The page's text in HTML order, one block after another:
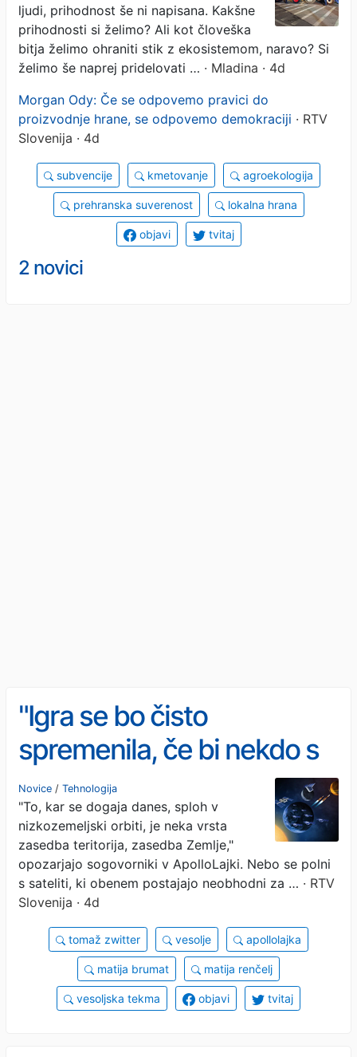
ljudi, prihodnost še ni napisana. Kakšne
prihodnosti si želimo? Ali kot človeška
bitja želimo ohraniti stik z ekosistemom, naravo? Si
želimo še naprej pridelovati … · Mladina · 4d
Morgan Ody: Če se odpovemo pravici do
proizvodnje hrane, se odpovemo demokraciji · RTV
Slovenija · 4d
subvencije kmetovanje agroekologija
prehranska suverenost lokalna hrana
objavi tvitaj
2 novici
"Igra se bo čisto
spremenila, če bi nekdo s
sateliti naredil nekaj
agresivnega"
Novice / Tehnologija
"To, kar se dogaja danes, sploh v
nizkozemeljski orbiti, je neka vrsta
zasedba teritorija, zasedba Zemlje,"
opozarjajo sogovorniki v ApolloLajki. Nebo se polni
s sateliti, ki obenem postajajo neobhodni za … · RTV
Slovenija · 4d
tomaž zwitter vesolje apollolajka
matija brumat matija renčelj
vesoljska tekma objavi tvitaj